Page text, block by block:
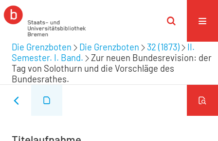
Die Grenzboten Die Grenzboten 32 (1873)
II.
Semester. I. Band.
Zur neuen Bundesrevision: der
Tag von Solothurn und die Vorschläge des
Bundesrathes.